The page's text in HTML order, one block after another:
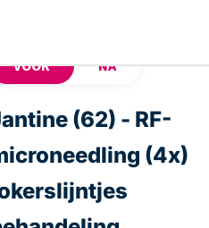
VOOR NA
(62) - RF-
(4x)